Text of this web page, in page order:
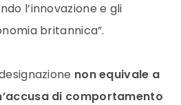
l’innovazione e gli
britannica”.
non equivale a
di comportamento